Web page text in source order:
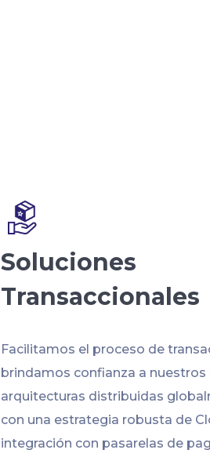
Soluciones
Transaccionales
Facilitamos el proceso de
brindamos confianza a nuestros
arquitecturas distribuidas
con una estrategia robusta de
integración con pasarelas de